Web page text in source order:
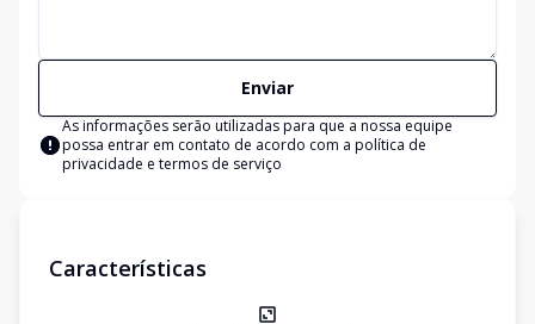
Enviar
As informações serão utilizadas para que a nossa equipe
possa entrar em contato de acordo com a política de
privacidade e termos de serviço
Características